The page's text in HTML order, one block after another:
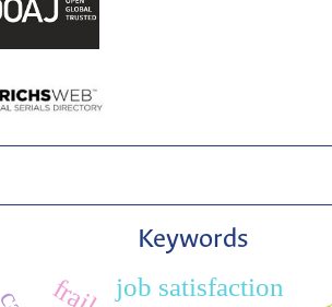
Keywords
job satisfaction